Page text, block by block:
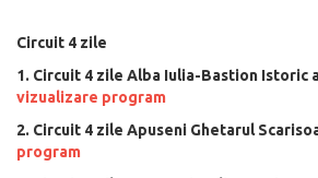
Circuit 4 zile
1. Circuit 4 zile Alba Iulia-Bastion Istoric
vizualizare program
2. Circuit 4 zile Apuseni Ghetarul
program